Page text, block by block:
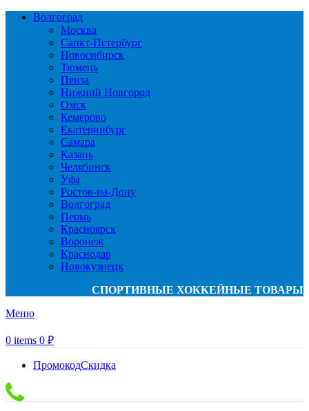
Волгоград
Москва
Санкт-Петербург
Новосибирск
Тюмень
Пенза
Нижний Новгород
Омск
Кемерово
Екатеринбург
Самара
Казань
Челябинск
Уфа
Ростов-на-Дону
Волгоград
Пермь
Красноярск
Воронеж
Краснодар
Новокузнецк
СПОРТИВНЫЕ ХОККЕЙНЫЕ ТОВАРЫ
Меню
0 items 0 ₽
ПромокодСкидка